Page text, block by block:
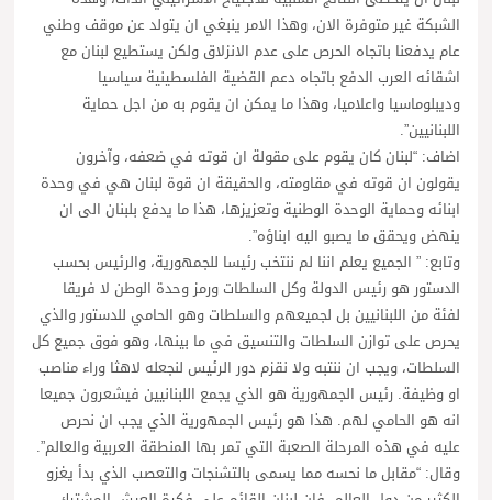
الشبكة غير متوفرة الان، وهذا الامر ينبغي ان يتولد عن موقف وطني
عام يدفعنا باتجاه الحرص على عدم الانزلاق ولكن يستطيع لبنان مع
اشقائه العرب الدفع باتجاه دعم القضية الفلسطينية سياسيا
وديبلوماسيا واعلاميا، وهذا ما يمكن ان يقوم به من اجل حماية
اللبنانيين”.
اضاف: “لبنان كان يقوم على مقولة ان قوته في ضعفه، وآخرون
يقولون ان قوته في مقاومته، والحقيقة ان قوة لبنان هي في وحدة
ابنائه وحماية الوحدة الوطنية وتعزيزها، هذا ما يدفع بلبنان الى ان
ينهض ويحقق ما يصبو اليه ابناؤه”.
وتابع: ” الجميع يعلم اننا لم ننتخب رئيسا للجمهورية، والرئيس بحسب
الدستور هو رئيس الدولة وكل السلطات ورمز وحدة الوطن لا فريقا
لفئة من اللبنانيين بل لجميعهم والسلطات وهو الحامي للدستور والذي
يحرص على توازن السلطات والتنسيق في ما بينها، وهو فوق جميع كل
السلطات، ويجب ان ننتبه ولا نقزم دور الرئيس لنجعله لاهثا وراء مناصب
او وظيفة. رئيس الجمهورية هو الذي يجمع اللبنانيين فيشعرون جميعا
انه هو الحامي لهم. هذا هو رئيس الجمهورية الذي يجب ان نحرص
عليه في هذه المرحلة الصعبة التي تمر بها المنطقة العربية والعالم”.
وقال: “مقابل ما نحسه مما يسمى بالتشنجات والتعصب الذي بدأ يغزو